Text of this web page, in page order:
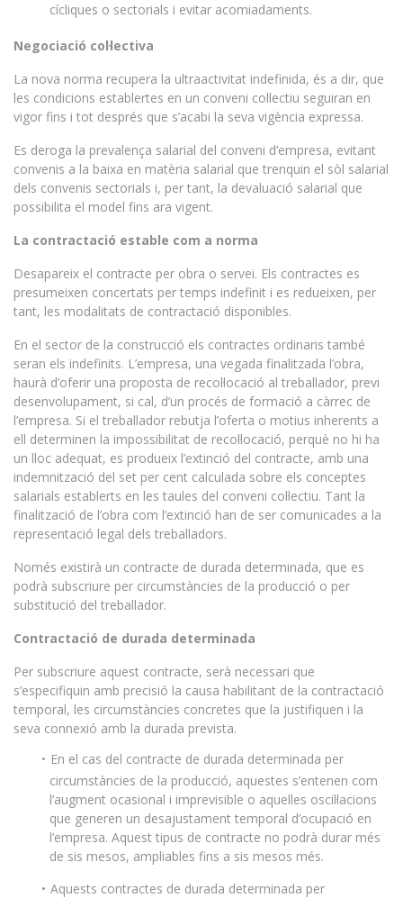
cícliques o sectorials i evitar acomiadaments.
Negociació col·lectiva
La nova norma recupera la ultraactivitat indefinida, és a dir, que
les condicions establertes en un conveni col·lectiu seguiran en
vigor fins i tot després que s’acabi la seva vigència expressa.
Es deroga la prevalença salarial del conveni d’empresa, evitant
convenis a la baixa en matèria salarial que trenquin el sòl salarial
dels convenis sectorials i, per tant, la devaluació salarial que
possibilita el model fins ara vigent.
La contractació estable com a norma
Desapareix el contracte per obra o servei. Els contractes es
presumeixen concertats per temps indefinit i es redueixen, per
tant, les modalitats de contractació disponibles.
En el sector de la construcció els contractes ordinaris també
seran els indefinits. L’empresa, una vegada finalitzada l’obra,
haurà d’oferir una proposta de recol·locació al treballador, previ
desenvolupament, si cal, d’un procés de formació a càrrec de
l’empresa. Si el treballador rebutja l’oferta o motius inherents a
ell determinen la impossibilitat de recol·locació, perquè no hi ha
un lloc adequat, es produeix l’extinció del contracte, amb una
indemnització del set per cent calculada sobre els conceptes
salarials establerts en les taules del conveni col·lectiu. Tant la
finalització de l’obra com l’extinció han de ser comunicades a la
representació legal dels treballadors.
Només existirà un contracte de durada determinada, que es
podrà subscriure per circumstàncies de la producció o per
substitució del treballador.
Contractació de durada determinada
Per subscriure aquest contracte, serà necessari que
s’especifiquin amb precisió la causa habilitant de la contractació
temporal, les circumstàncies concretes que la justifiquen i la
seva connexió amb la durada prevista.
En el cas del contracte de durada determinada per
circumstàncies de la producció, aquestes s’entenen com
l’augment ocasional i imprevisible o aquelles oscil·lacions
que generen un desajustament temporal d’ocupació en
l’empresa. Aquest tipus de contracte no podrà durar més
de sis mesos, ampliables fins a sis mesos més.
Aquests contractes de durada determinada per